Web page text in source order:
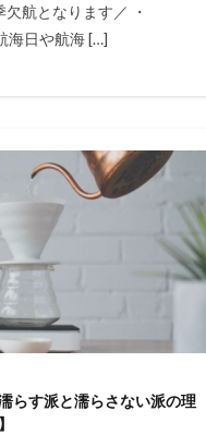
航となります／ ・
海日や航海 […]
らす派と濡らさない派の理